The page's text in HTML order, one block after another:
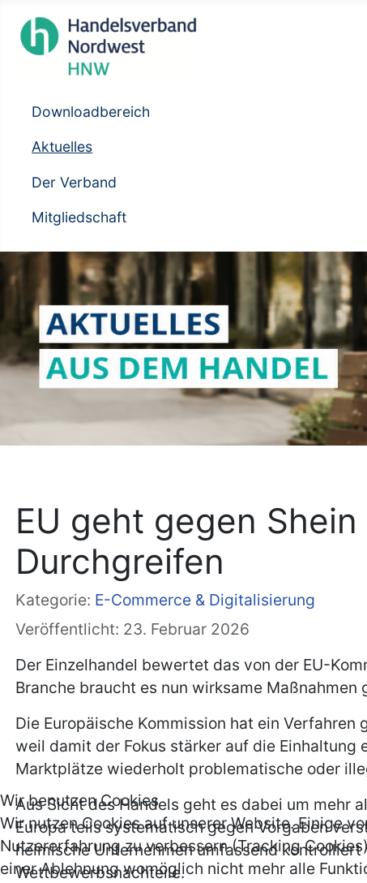
Downloadbereich
Aktuelles
Der Verband
Mitgliedschaft
EU geht gegen
Durchgreifen
Kategorie: E-Commerce & Digitalisierung
Veröffentlicht: 23. Februar 2026
Der Einzelhandel bewertet das von der EU-
Branche braucht es nun wirksame
Die Europäische Kommission hat ein
weil damit der Fokus stärker auf die
Marktplätze wiederholt problematische oder
Aus Sicht des Handels geht es dabei um mehr
Europa teils systematisch gegen Vorgaben
heimische Unternehmen umfassend
Wettbewerbsnachteile.
Wir benutzen Cookies
Wir nutzen Cookies auf unserer Website. Einige
Nutzererfahrung zu verbessern (Tracking
einer Ablehnung womöglich nicht mehr alle